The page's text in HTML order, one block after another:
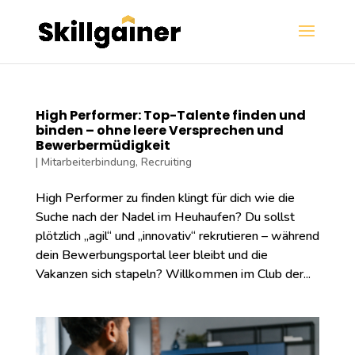
High Performer: Top-Talente finden und
binden – ohne leere Versprechen und
Bewerbermüdigkeit
| Mitarbeiterbindung, Recruiting
High Performer zu finden klingt für dich wie die
Suche nach der Nadel im Heuhaufen? Du sollst
plötzlich „agil“ und „innovativ“ rekrutieren – während
dein Bewerbungsportal leer bleibt und die
Vakanzen sich stapeln? Willkommen im Club der...